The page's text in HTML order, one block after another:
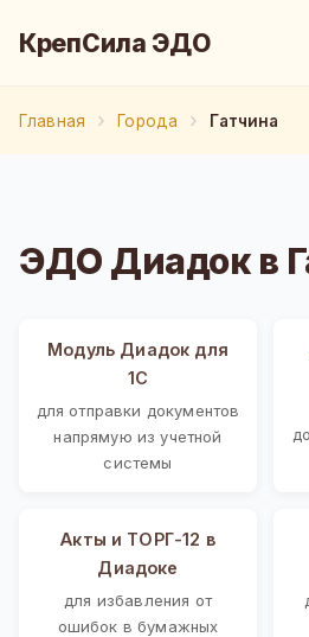
КрепСила ЭДО
Главная Города Гатчина
ЭДО Диадок в
Модуль Диадок для
1С
для отправки документов
напрямую из учетной
системы
Акты и ТОРГ-12 в
Диадоке
для избавления от
ошибок в бумажных